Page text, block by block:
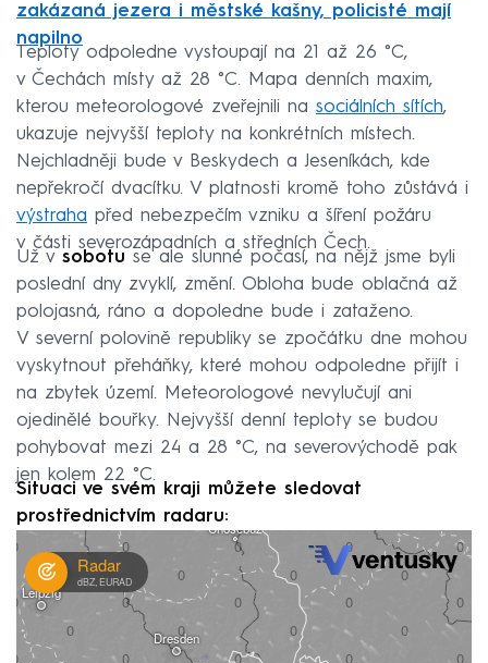
zakázaná jezera i městské kašny, policisté mají
napilno
Teploty odpoledne vystoupají na 21 až 26 °C,
v Čechách místy až 28 °C. Mapa denních maxim,
kterou meteorologové zveřejnili na sociálních sítích,
ukazuje nejvyšší teploty na konkrétních místech.
Nejchladněji bude v Beskydech a Jeseníkách, kde
nepřekročí dvacítku. V platnosti kromě toho zůstává i
výstraha před nebezpečím vzniku a šíření požáru
v části severozápadních a středních Čech.
Už v sobotu se ale slunné počasí, na nějž jsme byli
poslední dny zvyklí, změní. Obloha bude oblačná až
polojasná, ráno a dopoledne bude i zataženo.
V severní polovině republiky se zpočátku dne mohou
vyskytnout přeháňky, které mohou odpoledne přijít i
na zbytek území. Meteorologové nevylučují ani
ojedinělé bouřky. Nejvyšší denní teploty se budou
pohybovat mezi 24 a 28 °C, na severovýchodě pak
jen kolem 22 °C.
Situaci ve svém kraji můžete sledovat
prostřednictvím radaru: